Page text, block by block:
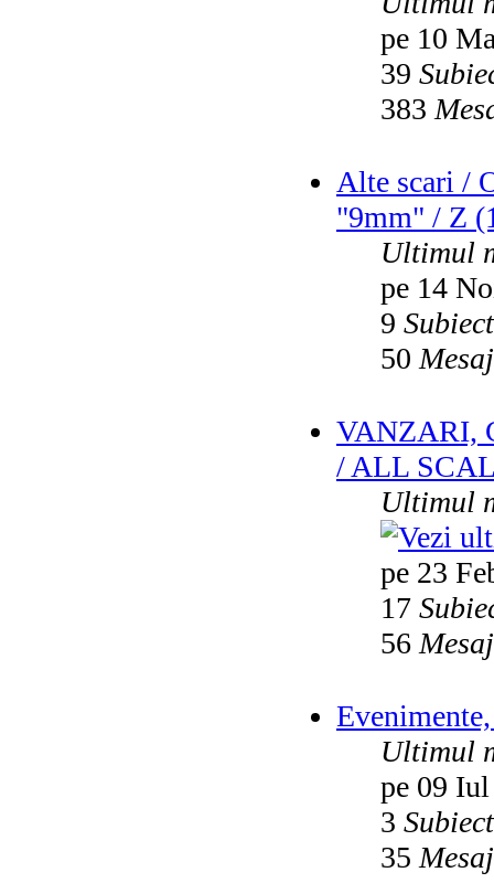
pe 10
39
383
Alte scari /
"9mm" / Z
Ultimul
pe 14
9
50
VANZARI,
/ ALL
Ultimul
pe 23
17
56
Ultimul
pe 09
3
35